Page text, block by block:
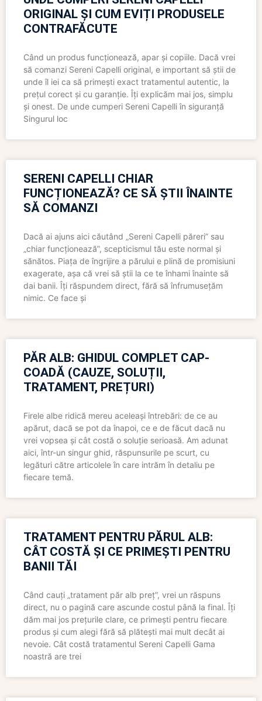
ORIGINAL ȘI CUM EVIȚI PRODUSELE
CONTRAFĂCUTE
Când un produs funcționează, apar și copiile. Dacă vrei
să comanzi Sereni Capelli original, e important să știi de
unde îl iei ca să primești exact tratamentul autentic, la
prețul corect și cu garanție. Îți explicăm mai jos, simplu
și onest. De unde cumperi Sereni Capelli în siguranță
Singurul loc
SERENI CAPELLI CHIAR
FUNCȚIONEAZĂ? CE SĂ ȘTII ÎNAINTE
SĂ COMANZI
Dacă ai ajuns aici căutând „Sereni Capelli păreri” sau
„chiar funcționează”, scepticismul tău este normal și
sănătos. Piața de îngrijire a părului e plină de promisiuni
exagerate, așa că vrei să știi la ce te înhami înainte să
dai banii. Îți răspundem direct, fără să înfrumusețăm
nimic. Ce face și
PĂR ALB: GHIDUL COMPLET CAP-
COADĂ (CAUZE, SOLUȚII,
TRATAMENT, PREȚURI)
Firele albe ridică mereu aceleași întrebări: de ce au
apărut, dacă se pot da înapoi, ce e de făcut dacă nu
vrei vopsea și cât costă o soluție serioasă. Am adunat
aici, într-un singur ghid, răspunsurile pe scurt, cu
legături către articolele în care intrăm în detaliu pe
fiecare temă.
TRATAMENT PENTRU PĂRUL ALB:
CÂT COSTĂ ȘI CE PRIMEȘTI PENTRU
BANII TĂI
Când cauți „tratament păr alb preț”, vrei un răspuns
direct, nu o pagină care ascunde costul până la final. Îți
dăm mai jos prețurile clare, ce primești pentru fiecare
produs și cum alegi fără să plătești mai mult decât ai
nevoie. Cât costă tratamentul Sereni Capelli Gama
noastră are trei